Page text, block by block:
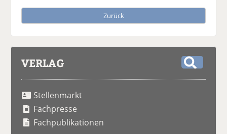
Zurück
VERLAG
Stellenmarkt
Fachpresse
Fachpublikationen